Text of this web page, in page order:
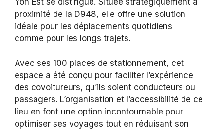
Yon Est se distingue. Située stratégiquement à
proximité de la D948, elle offre une solution
idéale pour les déplacements quotidiens
comme pour les longs trajets.
Avec ses 100 places de stationnement, cet
espace a été conçu pour faciliter l’expérience
des covoitureurs, qu’ils soient conducteurs ou
passagers. L’organisation et l’accessibilité de ce
lieu en font une option incontournable pour
optimiser ses voyages tout en réduisant son